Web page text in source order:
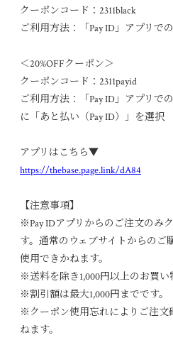
クーポンコード：2311black
ご利用方法：「Pay ID」アプリで
＜20%OFFクーポン＞
クーポンコード：2311payid
ご利用方法：「Pay ID」アプリで
に「あと払い（Pay ID）」を選択
アプリはこちら▼
https://thebase.page.link/dA84
【注意事項】
※Pay IDアプリからのご注文のみ
す。通常のウェブサイトからのご
使用できかねます。
※送料を除き1,000円以上のお買い
※割引額は最大1,000円までです。
※クーポン使用忘れによりご注文
ねます。